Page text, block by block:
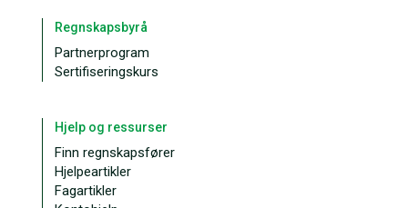
Regnskapsbyrå
Partnerprogram
Sertifiseringskurs
Hjelp og ressurser
Finn regnskapsfører
Hjelpeartikler
Fagartikler